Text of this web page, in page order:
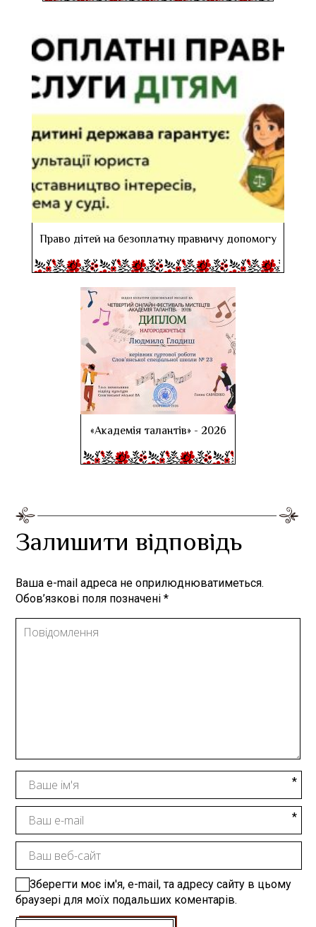
Право дітей на безоплатну правничу допомогу
«Академія талантів» - 2026
Залишити відповідь
Ваша e-mail адреса не оприлюднюватиметься.
Обов’язкові поля позначені*
Зберегти моє ім'я, e-mail, та адресу сайту в цьому
браузері для моїх подальших коментарів.